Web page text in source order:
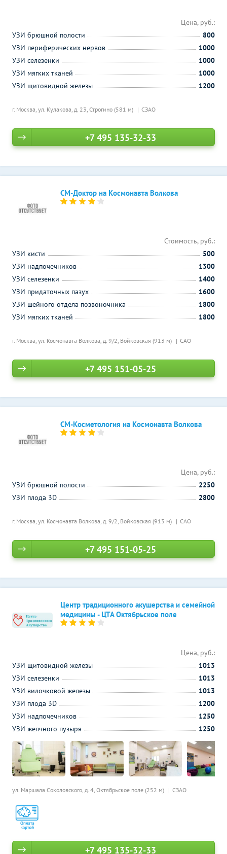
г. Москва, ул. Кулакова, д. 23, Строгино (581 м) СЗАО
Цена, руб.:
УЗИ брюшной полости
800
УЗИ периферических нервов
1000
УЗИ селезенки
1000
УЗИ мягких тканей
1000
УЗИ щитовидной железы
1200
+7 495 135-32-33
СМ-Доктор на Космонавта Волкова
г. Москва, ул. Космонавта Волкова, д. 9/2, Войковская (913 м) САО
Стоимость, руб.:
УЗИ кисти
500
УЗИ надпочечников
1300
УЗИ селезенки
1400
УЗИ придаточных пазух
1600
УЗИ шейного отдела позвоночника
1800
УЗИ мягких тканей
1800
+7 495 151-05-25
СМ-Косметология на Космонавта Волкова
г. Москва, ул. Космонавта Волкова, д. 9/2, Войковская (913 м) САО
Цена, руб.:
УЗИ брюшной полости
2250
УЗИ плода 3D
2800
+7 495 151-05-25
Центр традиционного акушерства и семейной
медицины - ЦТА Октябрьское поле
ул. Маршала Соколовского, д. 4, Октябрьское поле (252 м) СЗАО
Цена, руб.:
УЗИ щитовидной железы
1013
УЗИ селезенки
1013
УЗИ вилочковой железы
1013
УЗИ плода 3D
1200
УЗИ надпочечников
1250
УЗИ желчного пузыря
1250
+7 495 135-32-33